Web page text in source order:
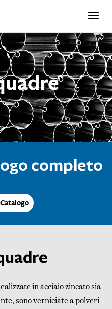
completo
in acciaio zincato sia
sono verniciate a polveri